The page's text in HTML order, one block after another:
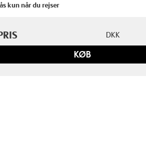
kun når du rejser
DKK
KØB